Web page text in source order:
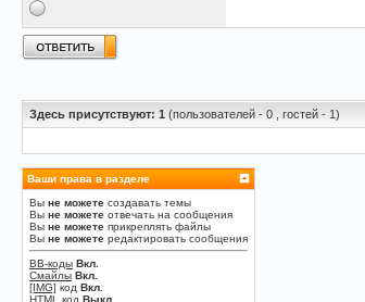
Здесь присутствуют: 1 (пользователей - 0 , гостей - 1)
Ваши права в разделе
Вы не можете создавать темы
Вы не можете отвечать на сообщения
Вы не можете прикреплять файлы
Вы не можете редактировать сообщения
BB-коды Вкл.
Смайлы Вкл.
[IMG] код Вкл.
HTML код Выкл.